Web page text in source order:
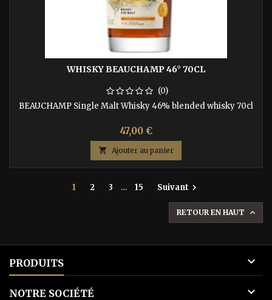
WHISKY BEAUCHAMP 46° 70CL
(0)
BEAUCHAMP Single Malt Whisky 46% blended whisky 70cl
47,00 €
 Ajouter au panier
1 2 3 … 15 Suivant 
RETOUR EN HAUT 
PRODUITS 
NOTRE SOCIÉTÉ 